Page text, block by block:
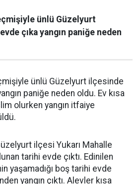
ünlü Güzelyurt
çıka yangın paniğe neden
ünlü Güzelyurt ilçesinde
paniğe neden oldu. Ev kısa
olurken yangın itfaiye
ilçesi Yukarı Mahalle
tarihi evde çıktı. Edinilen
yaşamadığı boş tarihi evde
yangın çıktı. Alevler kısa